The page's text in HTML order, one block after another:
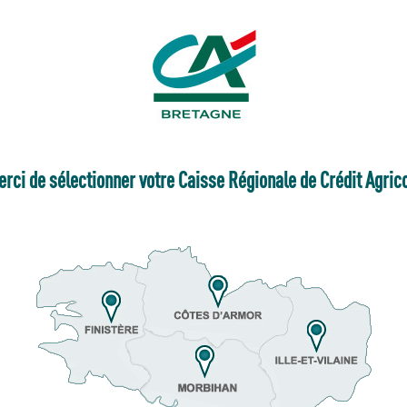
de sélectionner votre Caisse Régionale de Crédit